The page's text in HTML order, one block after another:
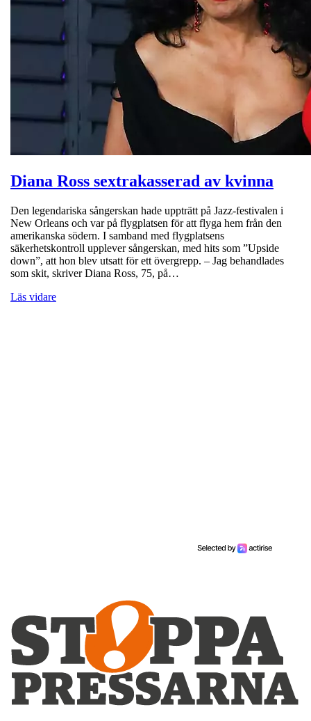
Diana Ross sextrakasserad av kvinna
Den legendariska sångerskan hade uppträtt på Jazz-festivalen i
New Orleans och var på flygplatsen för att flyga hem från den
amerikanska södern. I samband med flygplatsens
säkerhetskontroll upplever sångerskan, med hits som ”Upside
down”, att hon blev utsatt för ett övergrepp. – Jag behandlades
som skit, skriver Diana Ross, 75, på…
Läs vidare